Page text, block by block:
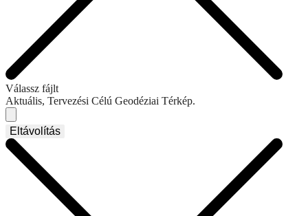
Válassz fájlt
Aktuális, Tervezési Célú Geodéziai Térkép.
Eltávolítás